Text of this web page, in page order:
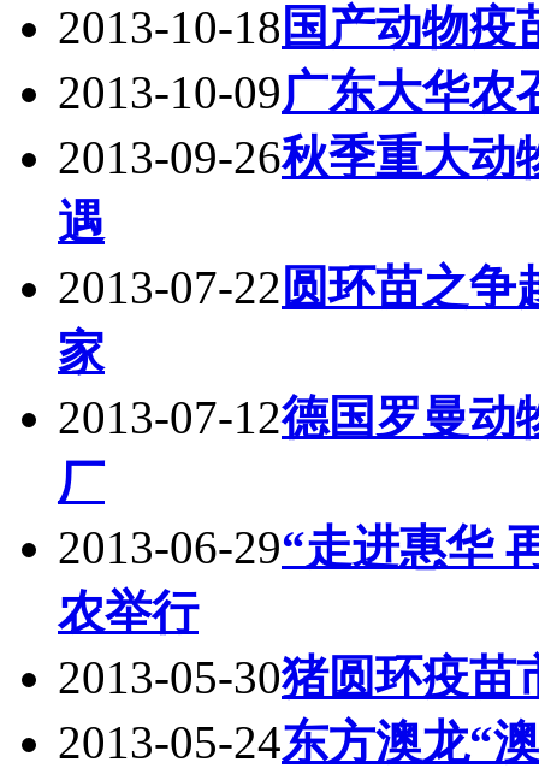
2013-10-18 国产动物疫
2013-10-09广东大华农
2013-09-26秋季重大动
遇
2013-07-22 圆环苗之争
家
2013-07-12德国罗曼动
厂
2013-06-29“走进惠华
农举行
2013-05-30猪圆环疫苗
2013-05-24东方澳龙“